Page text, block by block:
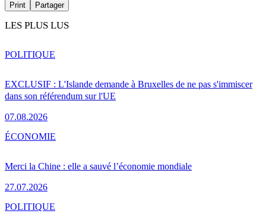
Print Partager
LES PLUS LUS
EXCLUSIF : L'Islande demande à Bruxelles de ne pas s'immiscer
dans son référendum sur l'UE
07.08.2026
POLITIQUE
Merci la Chine : elle a sauvé l’économie mondiale
27.07.2026
ÉCONOMIE
POLITIQUE